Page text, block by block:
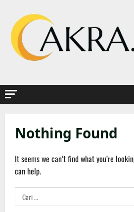
content
Nothing Found
It seems we can’t find what you’re
can help.
Cari
untuk: